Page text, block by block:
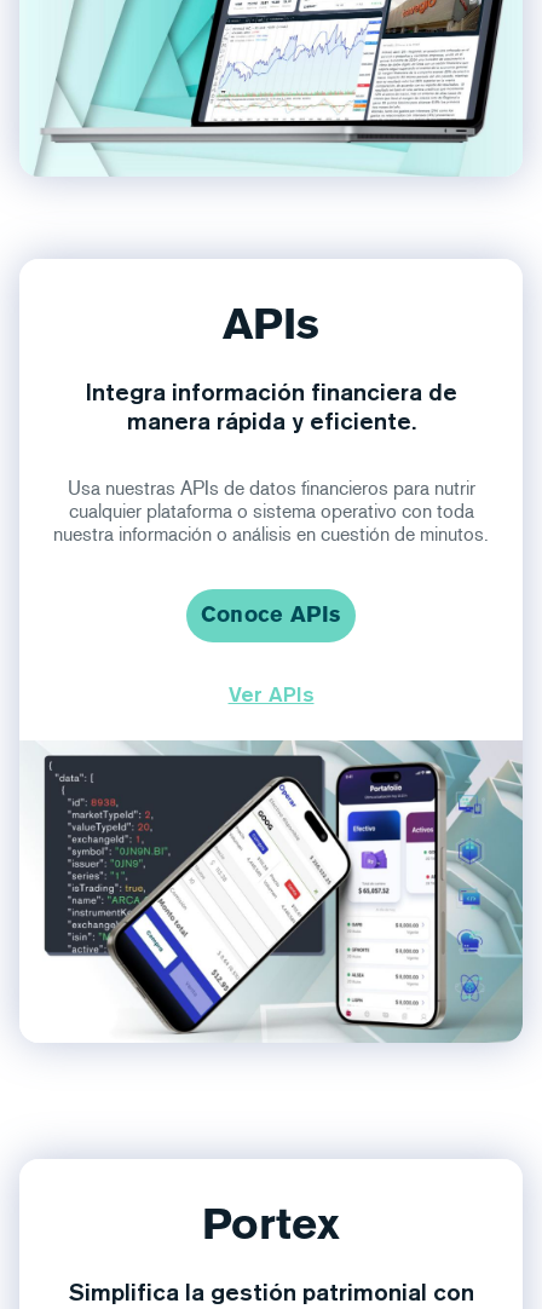
APIs
Integra información financiera de
manera rápida y eficiente.
Usa nuestras APIs de datos financieros para nutrir
cualquier plataforma o sistema operativo con toda
nuestra información o análisis en cuestión de minutos.
Conoce APIs
Ver APIs
Portex
Simplifica la gestión patrimonial con